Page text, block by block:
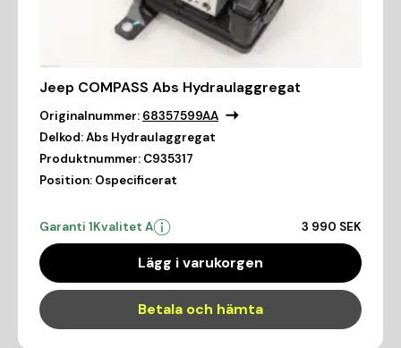
Jeep COMPASS Abs Hydraulaggregat
Originalnummer: 68357599AA
Delkod:Abs Hydraulaggregat
Produktnummer: C935317
Position: Ospecificerat
Garanti 1Kvalitet A 3 990 SEK
Lägg i varukorgen
Betala och hämta